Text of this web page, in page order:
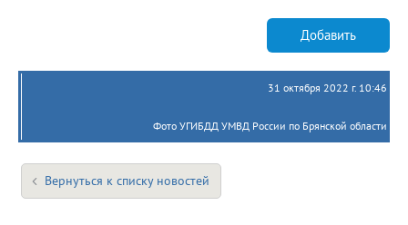
Добавить
31 октября 2022 г. 10:46
Фото УГИБДД УМВД России по Брянской области
Вернуться к списку новостей